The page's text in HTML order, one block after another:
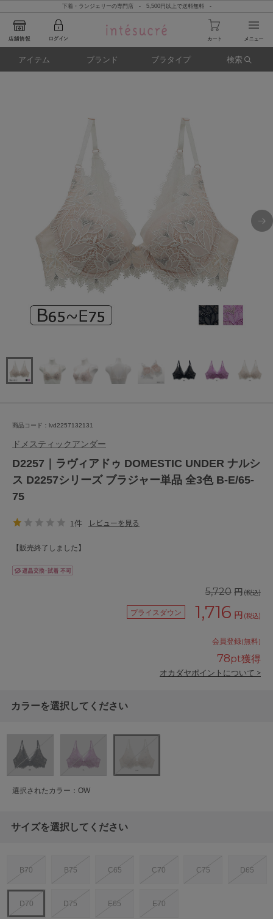
下着・ランジェリーの専門店 - 5,500円以上で送料無料 -
アイテム ブランド ブラタイプ 検索
商品コード：lvd2257132131
ドメスティックアンダー
D2257｜ラヴィアドゥ DOMESTIC UNDER ナルシ
ス D2257シリーズ ブラジャー単品 全3色 B-E/65-
75
1件 レビューを見る
【販売終了しました】
5,720 円(税込)
プライスダウン 1,716 円 (税込)
会員登録(無料)
78pt獲得
オカダヤポイントについて >
カラーを選択してください
選択されたカラー：OW
サイズを選択してください
B70 B75 C65 C70 C75 D65
D70 D75 E65 E70